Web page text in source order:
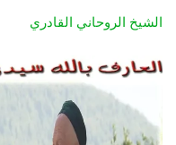
الشيخ الروحاني القادري